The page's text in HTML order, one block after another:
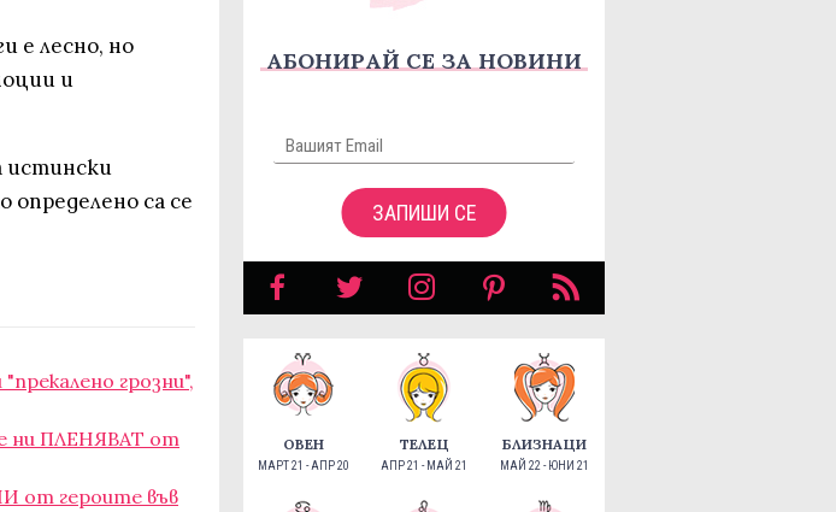
е лесно, но
и
истински
определено са се
грозни",
ни ПЛЕНЯВАТ от
от героите във
АБОНИРАЙ СЕ ЗА НОВИНИ
ЗАПИШИ СЕ
ОВЕН
МАРТ 21 - АПР 20
ТЕЛЕЦ
АПР 21 - МАЙ 21
БЛИЗНАЦИ
МАЙ 22 - ЮНИ 21